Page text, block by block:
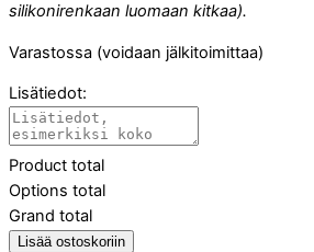
silikonirenkaan luomaan kitkaa).
Varastossa (voidaan jälkitoimittaa)
Lisätiedot:
Product total
Options total
Grand total
Lisää ostoskoriin